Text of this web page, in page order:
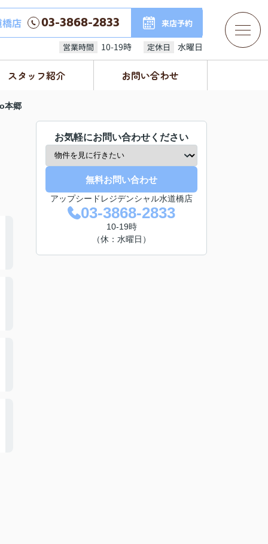
店 03-3868-2833 来店予約
営業時間 10-19時 定休日 水曜日
スタッフ紹介 お問い合わせ
本郷
お気軽にお問い合わせください
無料お問い合わせ
アップシードレジデンシャル水道橋店
03-3868-2833
10-19時
（休：水曜日）